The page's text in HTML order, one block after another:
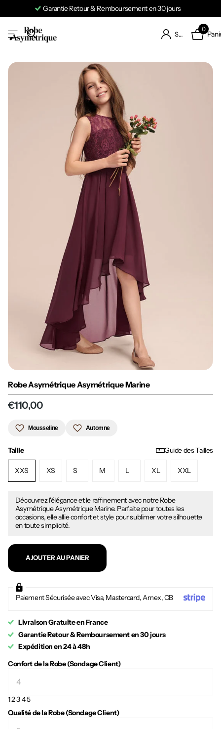
Garantie Retour & Remboursement en 30 jours
S'identifier
0
Robe Asymétrique Asymétrique Marine
€110,00
Mousseline Automne
Taille Guide des Tailles
XXS XS S M L XL XXL
Découvrez l'élégance et le raffinement avec notre Robe
Asymétrique Asymétrique Marine. Parfaite pour toutes les
occasions, elle allie confort et style pour sublimer votre silhouette
en toute simplicité.
AJOUTER AU PANIER
Paiement Sécurisée avec Visa, Mastercard, Amex, CB
Livraison Gratuite en France
Garantie Retour & Remboursement en 30 jours
Expédition en 24 à 48h
Confort de la Robe (Sondage Client)
12345
Qualité de la Robe (Sondage Client)